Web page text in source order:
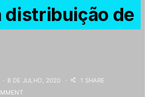
distribuição de
8 DE JULHO, 2020
1 SHARE